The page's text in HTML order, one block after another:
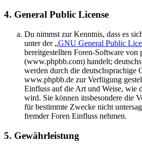
4. General Public License
Du nimmst zur Kenntnis, dass es
unter der „GNU General Public
bereitgestellten Foren-Software
(www.phpbb.com) handelt;
werden durch die deutschsprachige
www.phpbb.de zur Verfügung
Einfluss auf die Art und Weise, wie
wird. Sie können insbesondere die
für bestimmte Zwecke nicht
fremder Foren Einfluss nehmen.
5. Gewährleistung